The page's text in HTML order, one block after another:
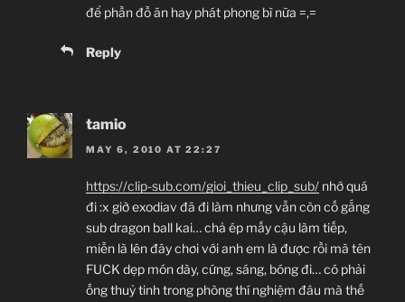
để phần đồ ăn hay phát phong bì nữa =,=
Reply
tamio
MAY 6, 2010 AT 22:27
https://clip-sub.com/gioi_thieu_clip_sub/ nhớ quá
đi :x giờ exodiav đã đi làm nhưng vẫn còn cố gắng
sub dragon ball kai… chả ép mấy cậu làm tiếp,
miễn là lên đây chơi với anh em là được rồi mà tên
FUCK dẹp món dày, cứng, sáng, bóng đi… có phải
ống thuỷ tinh trong phòng thí nghiệm đâu mà thế